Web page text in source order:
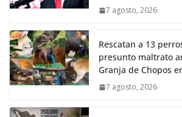
7 agosto, 2026
Rescatan a 13
presunto maltrato
Granja de Chopos
7 agosto, 2026